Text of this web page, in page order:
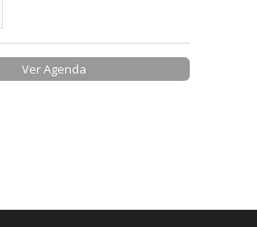
Ver Agenda